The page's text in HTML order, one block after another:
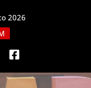
2026